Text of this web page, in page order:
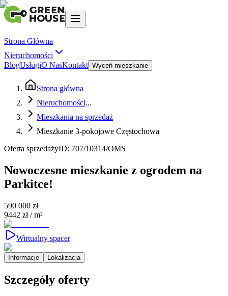
Strona Główna
Nieruchomości
BlogUsługiO NasKontakt Wyceń mieszkanie
Strona główna
Nieruchomości...
Mieszkania na sprzedaż
Mieszkanie 3-pokojowe Częstochowa
Oferta sprzedażyID: 707/10314/OMS
Nowoczesne mieszkanie z ogrodem na
Parkitce!
590 000 zł
9442 zł/ m²
Wirtualny spacer
Informacje Lokalizacja
Szczegóły oferty